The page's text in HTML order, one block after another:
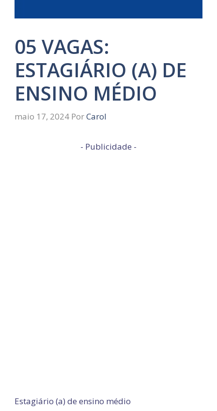
05 VAGAS:
ESTAGIÁRIO (A) DE
ENSINO MÉDIO
maio 17, 2024 PorCarol
- Publicidade -
Estagiário (a) de ensino médio